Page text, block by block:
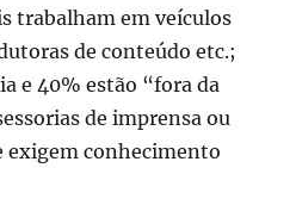
trabalham em veículos
de conteúdo etc.;
e 40% estão “fora da
de imprensa ou
exigem conhecimento